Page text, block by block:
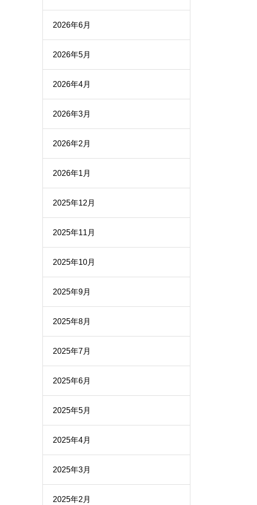
2026年6月
2026年5月
2026年4月
2026年3月
2026年2月
2026年1月
2025年12月
2025年11月
2025年10月
2025年9月
2025年8月
2025年7月
2025年6月
2025年5月
2025年4月
2025年3月
2025年2月